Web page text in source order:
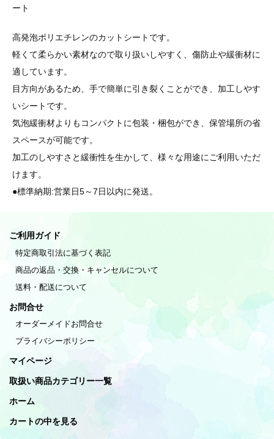
ート
高発泡ポリエチレンのカットシートです。
軽くて柔らかい素材なので取り扱いしやすく、傷防止や緩衝材に
適しています。
目方向があるため、手で簡単に引き裂くことができ、加工しやす
いシートです。
気泡緩衝材よりもコンパクトに包装・梱包ができ、保管場所の省
スペースが可能です。
加工のしやすさと緩衝性を生かして、様々な用途にご利用いただ
けます。
●標準納期:営業日5～7日以内に発送。
ご利用ガイド
特定商取引法に基づく表記
商品の返品・交換・キャンセルについて
送料・配送について
お問合せ
オーダーメイドお問合せ
プライバシーポリシー
マイページ
取扱い商品カテゴリー一覧
ホーム
カートの中を見る